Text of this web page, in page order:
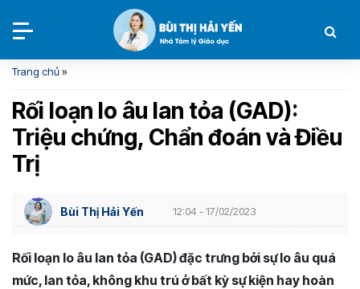
Trang chủ»
Rối loạn lo âu lan tỏa (GAD):
Triệu chứng, Chẩn đoán và Điều
Trị
Bùi Thị Hải Yến 12:04 - 17/02/2023
Rối loạn lo âu lan tỏa (GAD) đặc trưng bởi sự lo âu quá
mức, lan tỏa, không khu trú ở bất kỳ sự kiện hay hoàn